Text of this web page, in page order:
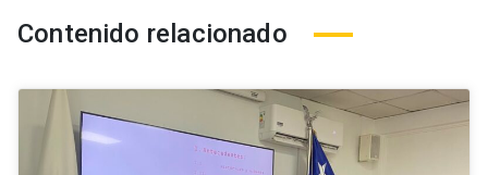
Contenido relacionado